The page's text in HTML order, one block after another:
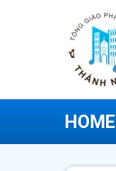
dung
HOME